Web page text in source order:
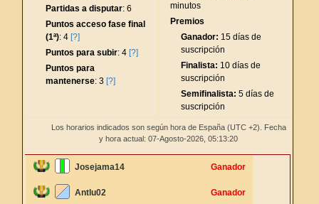
Partidas a disputar: 6
Puntos acceso fase final
(1ª): 4 [?]
Puntos para subir: 4 [?]
Puntos para
mantenerse: 3 [?]
minutos
Premios
Ganador: 15 días de
suscripción
Finalista: 10 días de
suscripción
Semifinalista: 5 días de
suscripción
Los horarios indicados son según hora de España (UTC +2). Fecha
y hora actual: 07-Agosto-2026, 05:13:20
Josejama14 Ganador
Antlu02 Ganador